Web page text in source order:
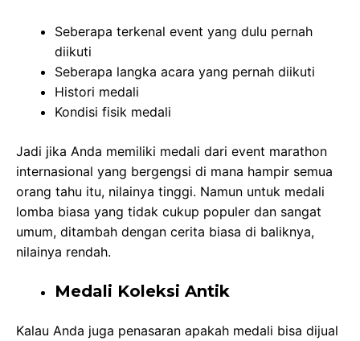
Seberapa terkenal event yang dulu pernah
diikuti
Seberapa langka acara yang pernah diikuti
Histori medali
Kondisi fisik medali
Jadi jika Anda memiliki medali dari event marathon
internasional yang bergengsi di mana hampir semua
orang tahu itu, nilainya tinggi. Namun untuk medali
lomba biasa yang tidak cukup populer dan sangat
umum, ditambah dengan cerita biasa di baliknya,
nilainya rendah.
Medali Koleksi Antik
Kalau Anda juga penasaran apakah medali bisa dijual